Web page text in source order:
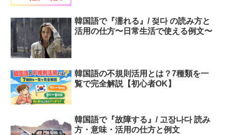
韓国語で『濡れる』/ 젖다 の読み方と
活用の仕方〜日常生活で使える例文〜
韓国語の不規則活用とは？7種類を一
覧で完全解説【初心者OK】
韓国語で『故障する』/ 고장나다 読み
方・意味・活用の仕方と例文